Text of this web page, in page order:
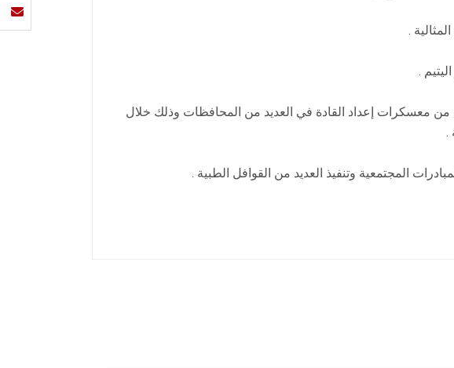
من معسكرات إعداد القادة في العديد من المحافظات وذلك خلال
.